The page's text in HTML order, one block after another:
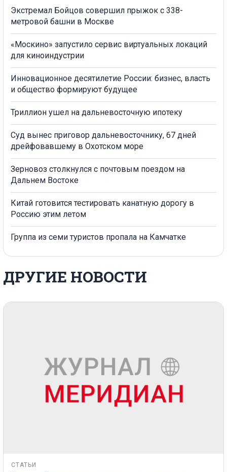
Экстремал Бойцов совершил прыжок с 338-
метровой башни в Москве
«Москино» запустило сервис виртуальных локаций
для киноиндустрии
Инновационное десятилетие России: бизнес, власть
и общество формируют будущее
Триллион ушел на дальневосточную ипотеку
Суд вынес приговор дальневосточнику, 67 дней
дрейфовавшему в Охотском море
Зерновоз столкнулся с почтовым поездом на
Дальнем Востоке
Китай готовится тестировать канатную дорогу в
Россию этим летом
Группа из семи туристов пропала на Камчатке
ДРУГИЕ НОВОСТИ
СТАТЬИ